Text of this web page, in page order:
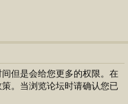
但是会给您更多的权限。在
。当浏览论坛时请确认您已